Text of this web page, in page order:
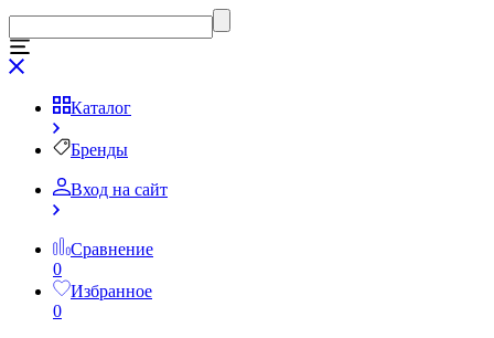
Каталог
Бренды
Вход на сайт
Сравнение
0
Избранное
0